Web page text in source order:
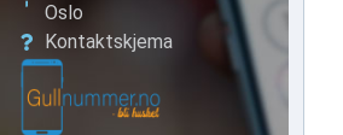
Oslo
Kontaktskjema